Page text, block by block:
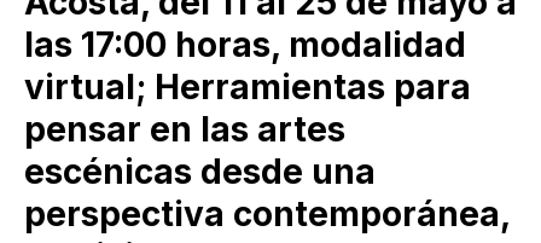
las 17:00 horas, modalidad
virtual; Herramientas para
pensar en las artes
escénicas desde una
perspectiva contemporánea,